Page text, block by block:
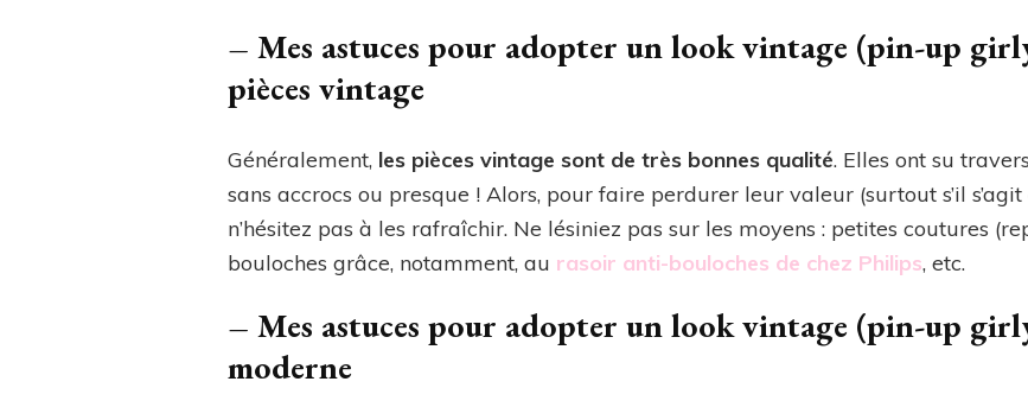
– Mes astuces pour adopter un look vintage (pin-up
pièces vintage
Généralement, les pièces vintage sont de très bonnes qualité. Elles ont su
sans accrocs ou presque ! Alors, pour faire perdurer leur valeur (surtout s’il
n’hésitez pas à les rafraîchir. Ne lésiniez pas sur les moyens : petites coutures
bouloches grâce, notamment, au rasoir anti-bouloches de chez Philips, etc.
– Mes astuces pour adopter un look vintage (pin-up
moderne